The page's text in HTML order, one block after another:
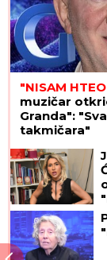
"NISAM
muzičar
Granda":
takmičara"